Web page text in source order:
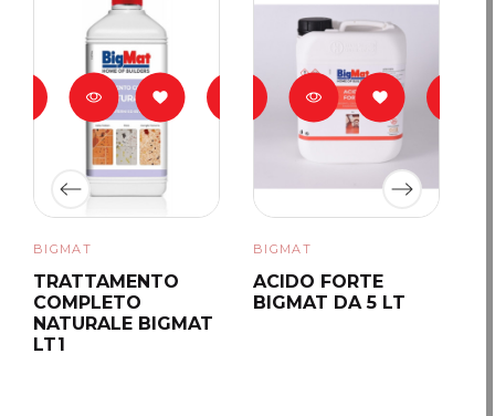
BIGMAT
TRATTAMENTO
COMPLETO
NATURALE BIGMAT
LT1
BIGMAT
ACIDO FORTE
BIGMAT DA 5 LT